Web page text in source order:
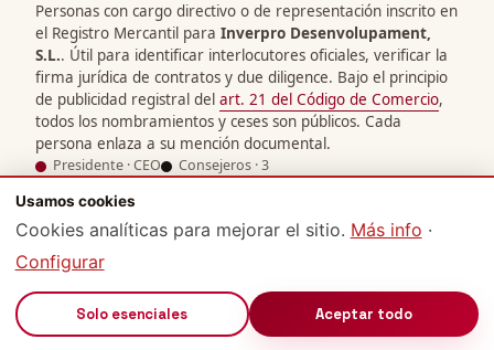
Personas con cargo directivo o de representación inscrito en
el Registro Mercantil para Inverpro Desenvolupament,
S.L.. Útil para identificar interlocutores oficiales, verificar la
firma jurídica de contratos y due diligence. Bajo el principio
de publicidad registral del art. 21 del Código de Comercio,
todos los nombramientos y ceses son públicos. Cada
persona enlaza a su mención documental.
Presidente · CEO Consejeros · 3
Dirección
HA
HERRERO AUTET
DIDAC
Usamos cookies
Cookies analíticas para mejorar el sitio. Más info ·
Configurar
Solo esenciales Aceptar todo